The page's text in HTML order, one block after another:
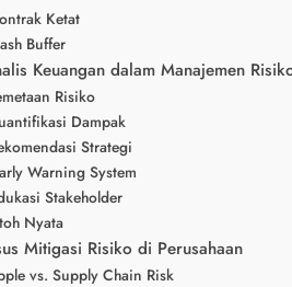
Ketat
Buffer
Keuangan dalam Manajemen
Risiko
Dampak
Strategi
Warning System
Stakeholder
Nyata
Mitigasi Risiko di Perusahaan
vs. Supply Chain Risk